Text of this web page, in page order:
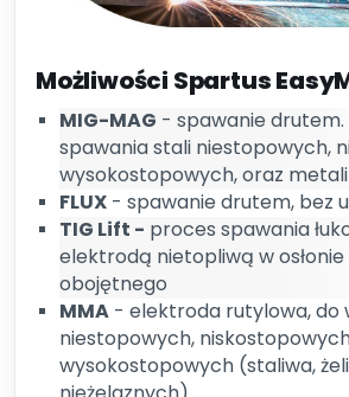
Możliwości Spartus
MIG-MAG - spawanie drutem.
spawania stali niestopowych,
wysokostopowych, oraz
FLUX - spawanie drutem, bez
TIG Lift - proces spawania
elektrodą nietopliwą w osłonie
obojętnego
MMA - elektroda rutylowa, do
niestopowych,
wysokostopowych (staliwa,